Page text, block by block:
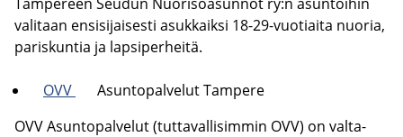
va­li­taan en­si­si­jai­ses­ti asuk­kaik­si 18-29-​vuotiaita nuo­ria,
pa­ris­kun­tia ja lap­si­per­hei­tä.
OVV
Asun­to­pal­ve­lut Tam­pe­re
OVV Asun­to­pal­ve­lut (tut­ta­val­li­sim­min OVV) on val­ta­